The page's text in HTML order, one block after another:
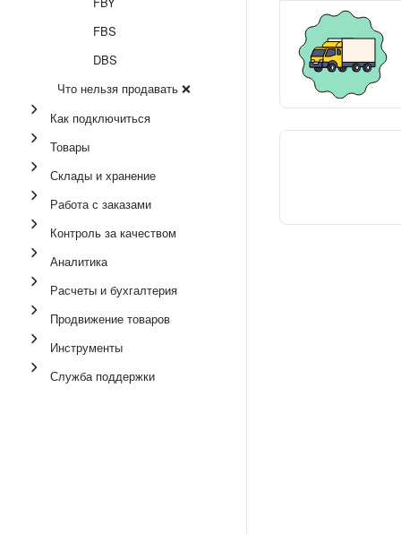
FBS
DBS
Что нельзя продавать ❌
Как подключиться
Товары
Склады и хранение
Работа с заказами
Контроль за качеством
Аналитика
Расчеты и бухгалтерия
Продвижение товаров
Инструменты
Служба поддержки